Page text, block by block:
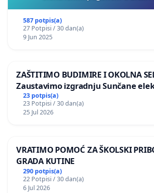
587 potpis(a)
27 Potpisi / 30 dan(a)
9 Jun 2025
ZAŠTITIMO BUDIMIRE I OKOLNA
Zaustavimo izgradnju Sunčane
Vedrine na području Ugljana
23 potpis(a)
23 Potpisi / 30 dan(a)
25 Jul 2026
VRATIMO POMOĆ ZA ŠKOLSKI
GRADA KUTINE
290 potpis(a)
22 Potpisi / 30 dan(a)
6 Jul 2026